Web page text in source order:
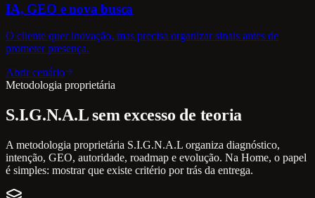
IA, GEO e nova busca
O cliente quer inovação, mas precisa organizar sinais antes de
prometer presença.
Abrir cenário
Metodologia proprietária
S.I.G.N.A.L sem excesso de teoria
A metodologia proprietária S.I.G.N.A.L organiza diagnóstico,
intenção, GEO, autoridade, roadmap e evolução. Na Home, o papel
é simples: mostrar que existe critério por trás da entrega.